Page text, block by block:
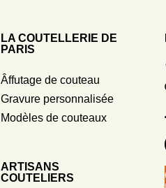
LA COUTELLERIE DE
PARIS
Âffutage de couteau
Gravure personnalisée
Modèles de couteaux
ARTISANS
COUTELIERS